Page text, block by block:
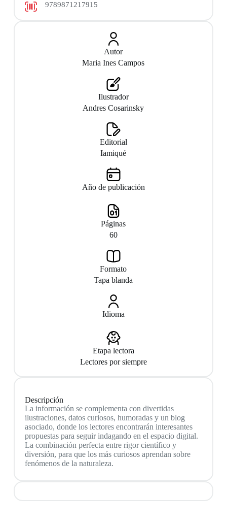
9789871217915
Autor
Maria Ines Campos
Ilustrador
Andres Cosarinsky
Editorial
Iamiqué
Año de publicación
Páginas
60
Formato
Tapa blanda
Idioma
Etapa lectora
Lectores por siempre
Descripción
La información se complementa con divertidas
ilustraciones, datos curiosos, humoradas y un blog
asociado, donde los lectores encontrarán interesantes
propuestas para seguir indagando en el espacio digital.
La combinación perfecta entre rigor científico y
diversión, para que los más curiosos aprendan sobre
fenómenos de la naturaleza.